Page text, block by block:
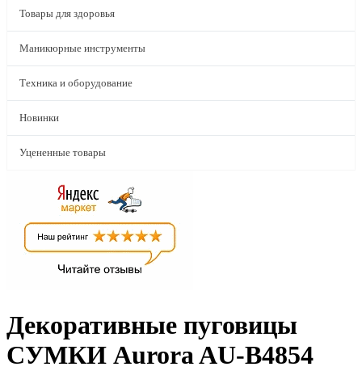
Товары для здоровья
Маникюрные инструменты
Техника и оборудование
Новинки
Уцененные товары
Декоративные пуговицы
СУМКИ Aurora AU-B4854